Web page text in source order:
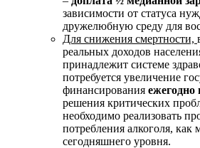
зависимости от статуса
дружелюбную среду для
Для снижения смертности,
реальных доходов
принадлежит системе
потребуется увеличение
финансирования ежегодно
решения критических
необходимо реализовать
потребления алкоголя,
сегодняшнего уровня.